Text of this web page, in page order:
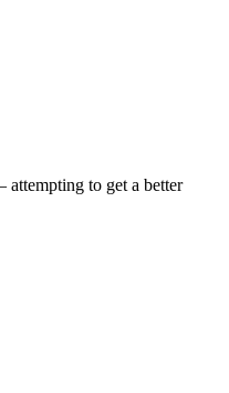
to get a better